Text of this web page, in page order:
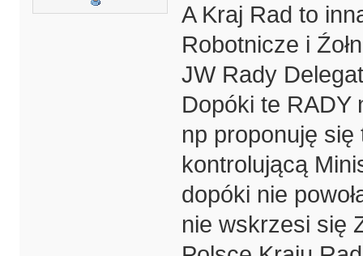
A Kraj Rad to
Robotnicze i
JW Rady
Dopóki te RADY
np proponuję
kontrolującą
dopóki nie
nie wskrzesi się